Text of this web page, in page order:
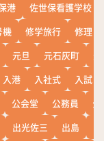
港
佐世保看護学校
機 修学旅行
修理
元旦 元石灰町
入港 入社式
入試
公会堂 公務員
公
出光佐三 出島